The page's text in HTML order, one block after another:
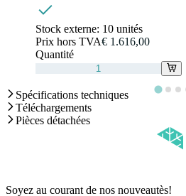
Stock externe: 10 unités
Prix hors TVA€ 1.616,00
Quantité
Spécifications techniques
Téléchargements
Pièces détachées
Soyez au courant de nos nouveautès!